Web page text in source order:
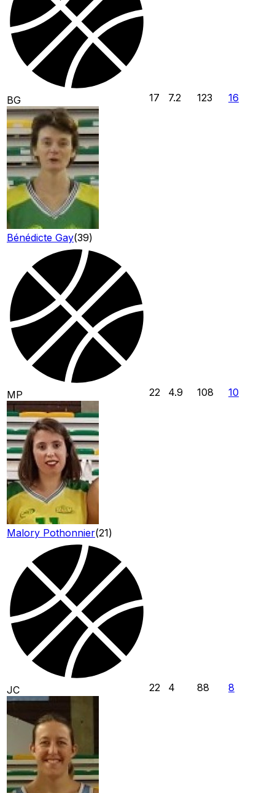
BG
Bénédicte Gay(39)
17 7.2 123 16
MP
Malory Pothonnier(21)
22 4.9 108 10
JC 22 4 88 8